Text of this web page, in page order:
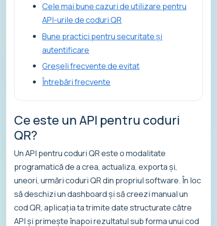
Cele mai bune cazuri de utilizare pentru
API-urile de coduri QR
Bune practici pentru securitate și
autentificare
Greșeli frecvente de evitat
Întrebări frecvente
Ce este un API pentru coduri
QR?
Un API pentru coduri QR este o modalitate
programatică de a crea, actualiza, exporta și,
uneori, urmări coduri QR din propriul software. În loc
să deschizi un dashboard și să creezi manual un
cod QR, aplicația ta trimite date structurate către
API și primește înapoi rezultatul sub forma unui cod